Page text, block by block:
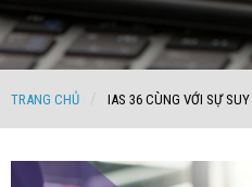
TRANG CHỦ IAS 36 CÙNG VỚI SỰ